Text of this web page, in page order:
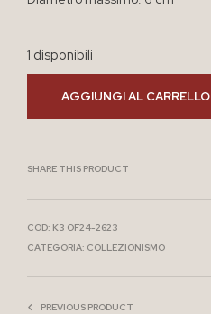
1 disponibili
AGGIUNGI AL CARRELLO
SHARE THIS PRODUCT
COD: K3 OF24-2623
CATEGORIA: COLLEZIONISMO
PREVIOUS PRODUCT